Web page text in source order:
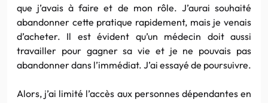
que j’avais à faire et de mon rôle. J’aurai souhaité
abandonner cette pratique rapidement, mais je venais
d’acheter. Il est évident qu’un médecin doit aussi
travailler pour gagner sa vie et je ne pouvais pas
abandonner dans l’immédiat. J’ai essayé de poursuivre.
Alors, j’ai limité l’accès aux personnes dépendantes en